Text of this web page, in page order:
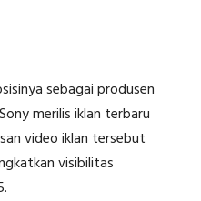
sebagai produsen
merilis iklan terbaru
video iklan tersebut
visibilitas